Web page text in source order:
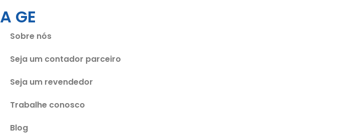
A GE
Sobre nós
Seja um contador parceiro
Seja um revendedor
Trabalhe conosco
Blog